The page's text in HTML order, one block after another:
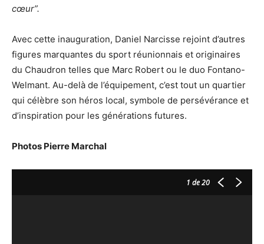
cœur”.
Avec cette inauguration, Daniel Narcisse rejoint d’autres
figures marquantes du sport réunionnais et originaires
du Chaudron telles que Marc Robert ou le duo Fontano-
Welmant. Au-delà de l’équipement, c’est tout un quartier
qui célèbre son héros local, symbole de persévérance et
d’inspiration pour les générations futures.
Photos Pierre Marchal
1 de 20